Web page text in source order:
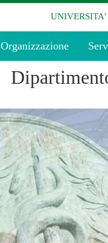
Organizzazione